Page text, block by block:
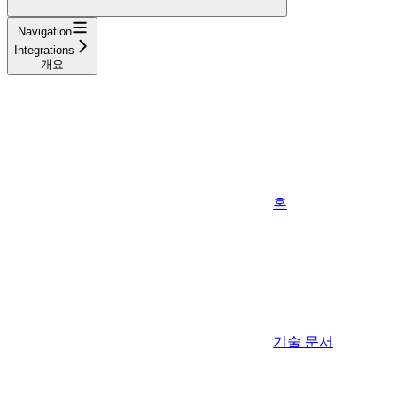
Navigation
Integrations
개요
홈
기술 문서